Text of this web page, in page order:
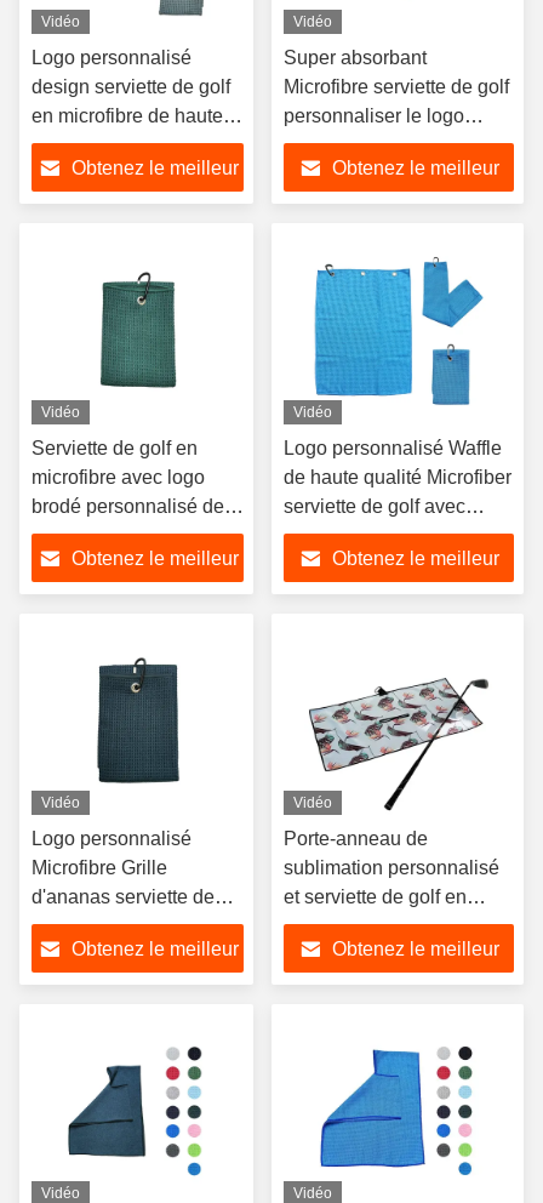
Vidéo
Logo personnalisé
design serviette de golf
en microfibre de haute
qualité serviette de golf
Obtenez le meilleur
Vidéo
Super absorbant
Microfibre serviette de golf
personnaliser le logo
40x60cm nettoyage
serviette de sport
Obtenez le meilleur
Vidéo
Serviette de golf en
microfibre avec logo
brodé personnalisé de
haute qualité avec clip
Obtenez le meilleur
Vidéo
Logo personnalisé Waffle
de haute qualité Microfiber
serviette de golf avec
carabineur
Obtenez le meilleur
Vidéo
Logo personnalisé
Microfibre Grille
d'ananas serviette de
golf durable pour l'
entraînement au golf
Obtenez le meilleur
Vidéo
Porte-anneau de
sublimation personnalisé
et serviette de golf en
microfibre avec trou
centralObtenez le meilleur
Vidéo Vidéo